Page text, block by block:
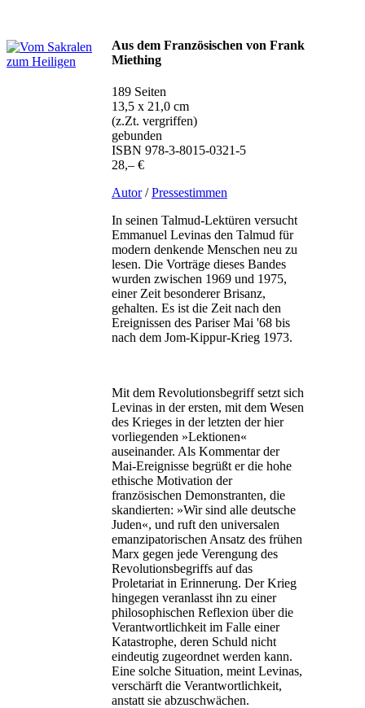
Aus dem Französischen von Frank
Miething
189 Seiten
13,5 x 21,0 cm
(z.Zt. vergriffen)
gebunden
ISBN 978-3-8015-0321-5
28,– €
Autor/Pressestimmen
In seinen Talmud-Lektüren versucht
Emmanuel Levinas den Talmud für
modern denkende Menschen neu zu
lesen. Die Vorträge dieses Bandes
wurden zwischen 1969 und 1975,
einer Zeit besonderer Brisanz,
gehalten. Es ist die Zeit nach den
Ereignissen des Pariser Mai '68 bis
nach dem Jom-Kippur-Krieg 1973.
Mit dem Revolutionsbegriff setzt sich
Levinas in der ersten, mit dem Wesen
des Krieges in der letzten der hier
vorliegenden »Lektionen«
auseinander. Als Kommentar der
Mai-Ereignisse begrüßt er die hohe
ethische Motivation der
französischen Demonstranten, die
skandierten: »Wir sind alle deutsche
Juden«, und ruft den universalen
emanzipatorischen Ansatz des frühen
Marx gegen jede Verengung des
Revolutionsbegriffs auf das
Proletariat in Erinnerung. Der Krieg
hingegen veranlasst ihn zu einer
philosophischen Reflexion über die
Verantwortlichkeit im Falle einer
Katastrophe, deren Schuld nicht
eindeutig zugeordnet werden kann.
Eine solche Situation, meint Levinas,
verschärft die Verantwortlichkeit,
anstatt sie abzuschwächen.